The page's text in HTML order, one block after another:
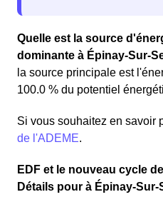
Quelle est la source
dominante à Épinay-Sur-
la source principale est
100.0 % du potentiel
Si vous souhaitez en savoir
de l'ADEME.
EDF et le nouveau cycle
Détails pour à Épinay-Sur-